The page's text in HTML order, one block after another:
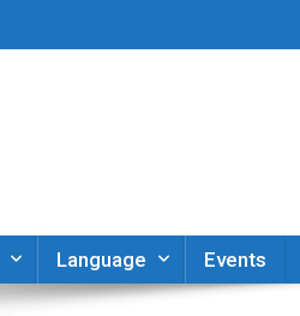
Language Events